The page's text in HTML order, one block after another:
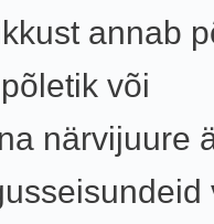
annab
või
närvijuure